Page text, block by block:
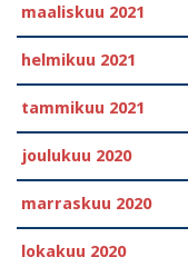
maaliskuu 2021
helmikuu 2021
tammikuu 2021
joulukuu 2020
marraskuu 2020
lokakuu 2020